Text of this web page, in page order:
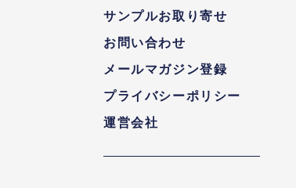
サンプルお取り寄せ
お問い合わせ
メールマガジン登録
プライバシーポリシー
運営会社